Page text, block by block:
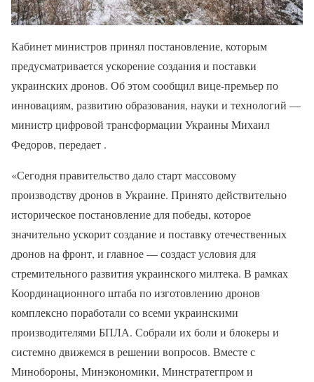
Кабинет министров принял постановление, которым
предусматривается ускорение создания и поставки
украинских дронов. Об этом сообщил вице-премьер по
инновациям, развитию образования, науки и технологий —
министр цифровой трансформации Украины Михаил
Федоров, передает .
«Сегодня правительство дало старт массовому
производству дронов в Украине. Принято действительно
историческое постановление для победы, которое
значительно ускорит создание и поставку отечественных
дронов на фронт, и главное — создаст условия для
стремительного развития украинского милтека. В рамках
Координационного штаба по изготовлению дронов
комплексно поработали со всеми украинскими
производителями БПЛА. Собрали их боли и блокеры и
системно движемся в решении вопросов. Вместе с
Минобороны, Минэкономики, Минстратегпром и